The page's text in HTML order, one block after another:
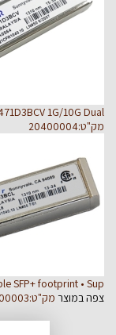
1G/10G Dual...
מק"ט:20400004
SFP+ footprint • Sup...
צפה במוצר מק"ט:20400003